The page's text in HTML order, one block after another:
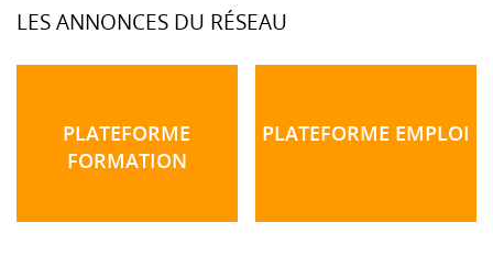
LES ANNONCES DU RÉSEAU
PLATEFORME
FORMATION
PLATEFORME EMPLOI